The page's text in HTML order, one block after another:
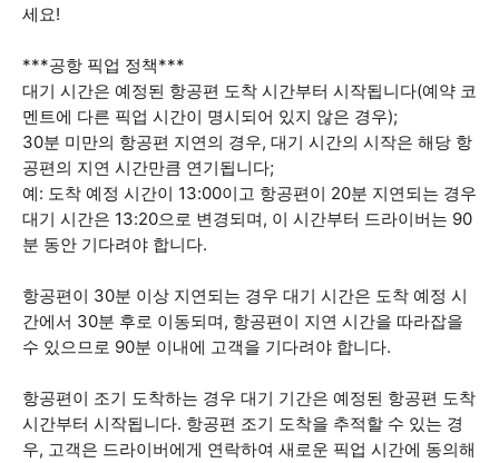
세요!
***공항 픽업 정책***
대기 시간은 예정된 항공편 도착 시간부터 시작됩니다(예약 코
멘트에 다른 픽업 시간이 명시되어 있지 않은 경우);
30분 미만의 항공편 지연의 경우, 대기 시간의 시작은 해당 항
공편의 지연 시간만큼 연기됩니다;
예: 도착 예정 시간이 13:00이고 항공편이 20분 지연되는 경우
대기 시간은 13:20으로 변경되며, 이 시간부터 드라이버는 90
분 동안 기다려야 합니다.
항공편이 30분 이상 지연되는 경우 대기 시간은 도착 예정 시
간에서 30분 후로 이동되며, 항공편이 지연 시간을 따라잡을
수 있으므로 90분 이내에 고객을 기다려야 합니다.
항공편이 조기 도착하는 경우 대기 기간은 예정된 항공편 도착
시간부터 시작됩니다. 항공편 조기 도착을 추적할 수 있는 경
우, 고객은 드라이버에게 연락하여 새로운 픽업 시간에 동의해